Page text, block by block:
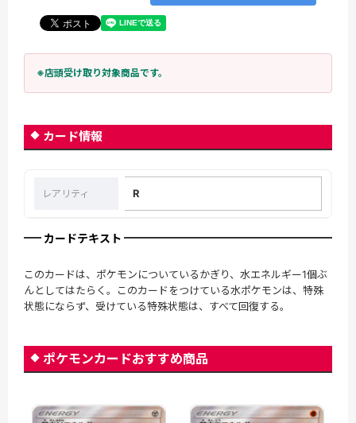
※店頭受け取り対象商品です。
カード情報
レアリティ R
カードテキスト
このカードは、ポケモンについているかぎり、水エネルギー1個ぶ
んとしてはたらく。このカードをつけている水ポケモンは、特殊
状態にならず、受けている特殊状態は、すべて回復する。
ポケモンカードおすすめ商品